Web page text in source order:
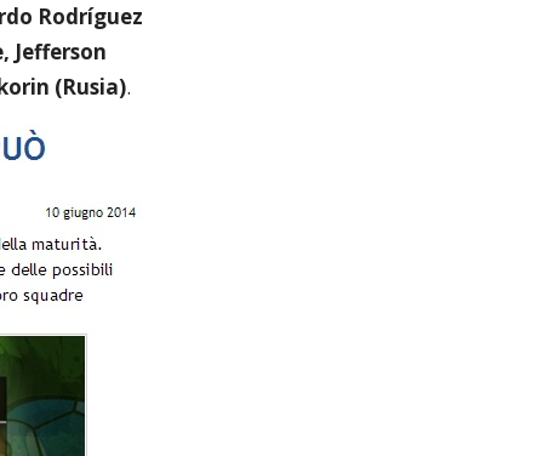
Rodríguez
Jefferson
(Rusia).